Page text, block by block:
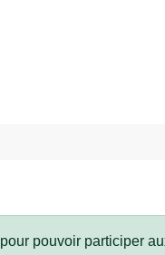
pour pouvoir participer